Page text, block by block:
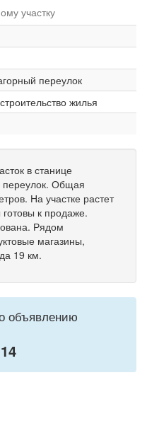
участку
переулок
жилья
в станице
переулок. Общая
На участке растет
к продаже.
Рядом
магазины,
19 км.
объявлению